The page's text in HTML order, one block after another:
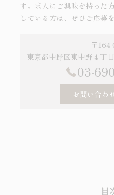
す。求人にご興味を持った
している方は、ぜひご応募
〒164-
東京都中野区東中野４丁
03-
お問い合わ
目